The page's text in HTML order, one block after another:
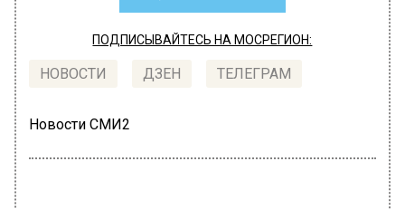
ПОДПИСЫВАЙТЕСЬ НА МОСРЕГИОН:
НОВОСТИ ДЗЕН ТЕЛЕГРАМ
Новости СМИ2